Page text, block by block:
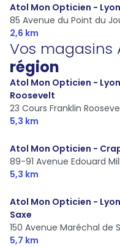
Atol Mon Opticien -
85 Avenue du Point du
2,6 km
Vos magasins
région
Atol Mon Opticien -
Roosevelt
23 Cours Franklin
5,3 km
Atol Mon Opticien -
89-91 Avenue Edouard
5,3 km
Atol Mon Opticien -
Saxe
150 Avenue Maréchal de
5,7 km